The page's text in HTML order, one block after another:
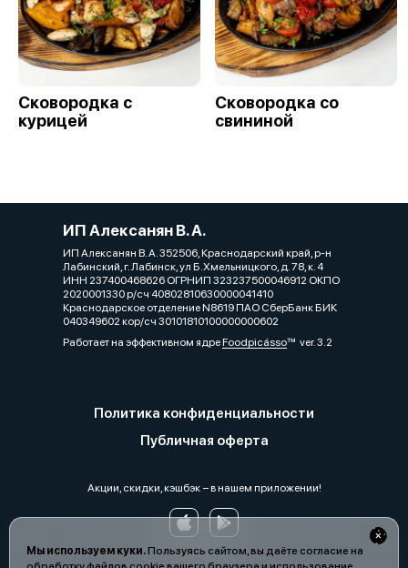
Мы используем куки.Пользуясь сайтом, вы даёте согласие на
Сковородка с
курицей
Сковородка со
свининой
ИП Алексанян В. А.
ИП Алексанян В. А. 352506, Краснодарский край, р-н
Лабинский, г. Лабинск, ул Б.Хмельницкого, д. 78, к. 4
ИНН 237400468626 ОГРНИП 323237500046912 ОКПО
2020001330 р/сч 40802810630000041410
Краснодарское отделение N8619 ПАО СберБанк БИК
040349602 кор/сч 30101810100000000602
Работает на эффективном ядреFoodpicássover. 3.2
Политика конфиденциальности
Публичная оферта
Акции, скидки, кэшбэк − в нашем приложении!